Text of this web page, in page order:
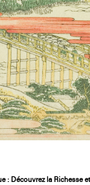
: Découvrez la Richesse